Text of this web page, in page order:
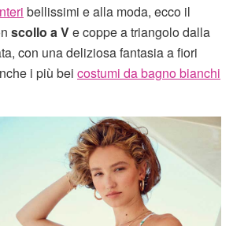
bellissimi e alla moda, ecco il
scollo a Ve coppe a triangolo dalla
con una deliziosa fantasia a fiori
i più bei costumi da bagno bianchi